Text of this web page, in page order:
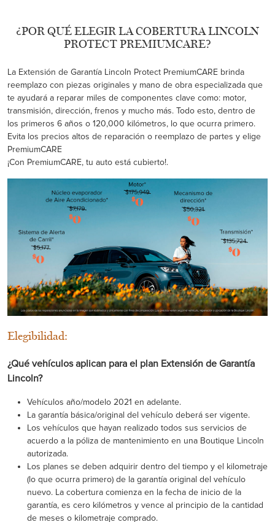
¿POR QUÉ ELEGIR LA COBERTURA LINCOLN
PROTECT PREMIUMCARE?
La Extensión de Garantía Lincoln Protect PremiumCARE brinda
reemplazo con piezas originales y mano de obra especializada que
te ayudará a reparar miles de componentes clave como: motor,
transmisión, dirección, frenos y mucho más. Todo esto, dentro de
los primeros 6 años o 120,000 kilómetros, lo que ocurra primero.
Evita los precios altos de reparación o reemplazo de partes y elige
PremiumCARE
¡Con PremiumCARE, tu auto está cubierto!.
Elegibilidad:
¿Qué vehículos aplican para el plan Extensión de Garantía
Lincoln?
Vehículos año/modelo 2021 en adelante.
La garantía básica/original del vehículo deberá ser vigente.
Los vehículos que hayan realizado todos sus servicios de
acuerdo a la póliza de mantenimiento en una Boutique Lincoln
autorizada.
Los planes se deben adquirir dentro del tiempo y el kilometraje
(lo que ocurra primero) de la garantía original del vehículo
nuevo. La cobertura comienza en la fecha de inicio de la
garantía, es cero kilómetros y vence al principio de la cantidad
de meses o kilometraje comprado.